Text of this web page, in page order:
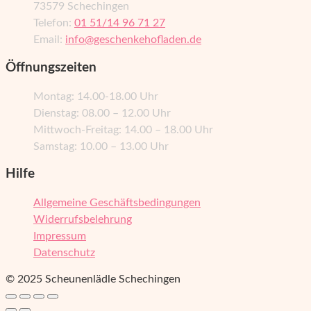
73579 Schechingen
Telefon: 01 51/14 96 71 27
Email: info@geschenkehofladen.de
Öffnungszeiten
Montag: 14.00-18.00 Uhr
Dienstag: 08.00 – 12.00 Uhr
Mittwoch-Freitag: 14.00 – 18.00 Uhr
Samstag: 10.00 – 13.00 Uhr
Hilfe
Allgemeine Geschäftsbedingungen
Widerrufsbelehrung
Impressum
Datenschutz
© 2025 Scheunenlädle Schechingen